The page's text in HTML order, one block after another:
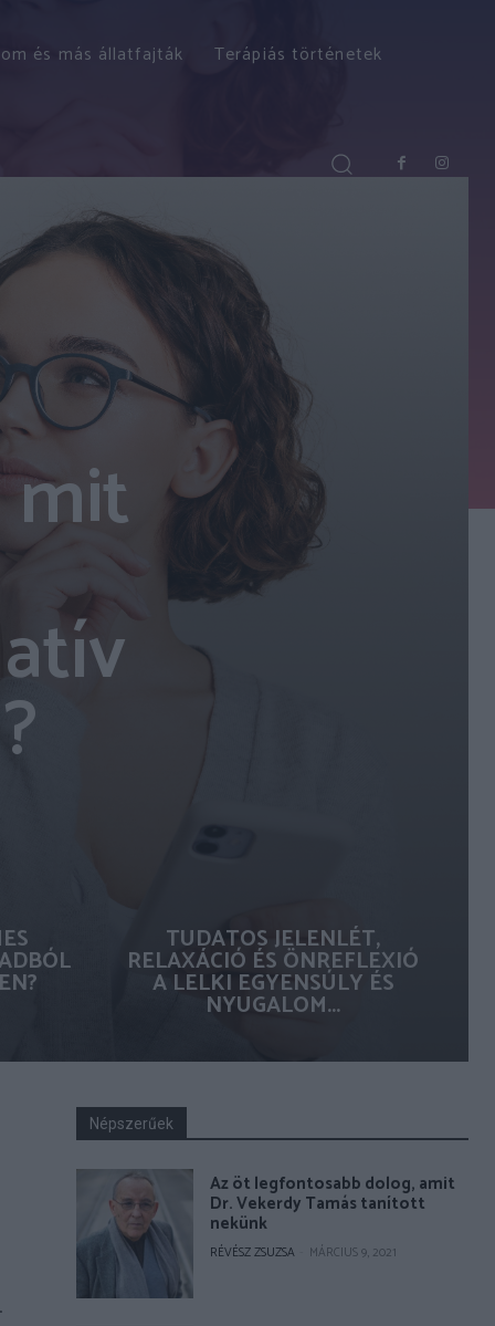
és más állatfajták Terápiás történetek
mit
TUDATOS JELENLÉT,
RELAXÁCIÓ ÉS ÖNREFLEXIÓ
A LELKI EGYENSÚLY ÉS
NYUGALOM...
Népszerűek
Az öt legfontosabb dolog, amit
Dr. Vekerdy Tamás tanított
nekünk
RÉVÉSZ ZSUZSA MÁRCIUS 9, 2021